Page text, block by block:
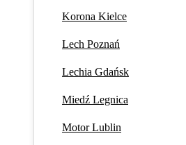
Korona Kielce
Lech Poznań
Lechia Gdańsk
Miedź Legnica
Motor Lublin